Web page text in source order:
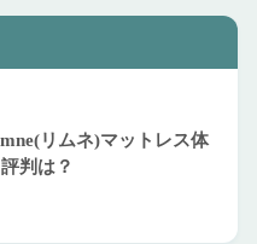
リムネ)マットレス体
判は？